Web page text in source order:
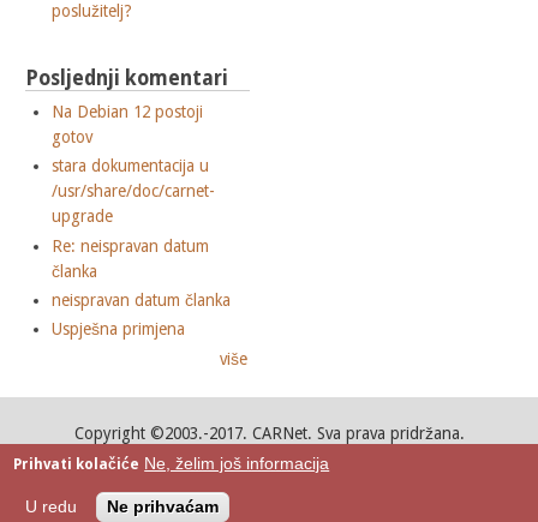
poslužitelj?
Posljednji komentari
Na Debian 12 postoji
gotov
stara dokumentacija u
/usr/share/doc/carnet-
upgrade
Re: neispravan datum
članka
neispravan datum članka
Uspješna primjena
više
Copyright ©2003.-2017. CARNet. Sva prava pridržana.
Mail to portal-team(at)CARNet.hr
Prihvati kolačiće Ne, želim još informacija
U redu Ne prihvaćam